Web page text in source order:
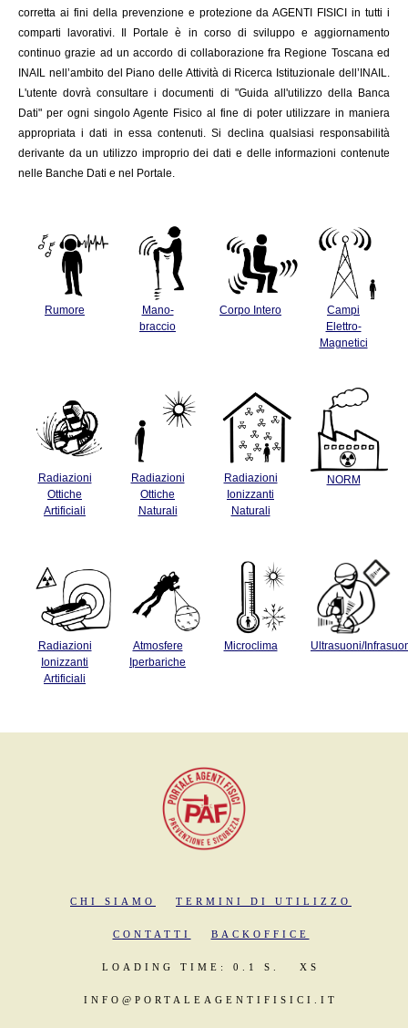
corretta ai fini della prevenzione e protezione da AGENTI FISICI in tutti i
comparti lavorativi. Il Portale è in corso di sviluppo e aggiornamento
continuo grazie ad un accordo di collaborazione fra Regione Toscana ed
INAIL nell’ambito del Piano delle Attività di Ricerca Istituzionale dell’INAIL.
L'utente dovrà consultare i documenti di "Guida all'utilizzo della Banca
Dati" per ogni singolo Agente Fisico al fine di poter utilizzare in maniera
appropriata i dati in essa contenuti. Si declina qualsiasi responsabilità
derivante da un utilizzo improprio dei dati e delle informazioni contenute
nelle Banche Dati e nel Portale.
Rumore
Mano-
braccio
Corpo Intero
Campi
Elettro-
Magnetici
Radiazioni
Ottiche
Artificiali
Radiazioni
Ottiche
Naturali
Radiazioni
Ionizzanti
Naturali
NORM
Radiazioni
Ionizzanti
Artificiali
Atmosfere
Iperbariche
Microclima Ultrasuoni/
CHI SIAMO TERMINI DI UTILIZZO
CONTATTI BACKOFFICE
LOADING TIME: 0.1 S. XS
INFO@PORTALEAGENTIFISICI.IT